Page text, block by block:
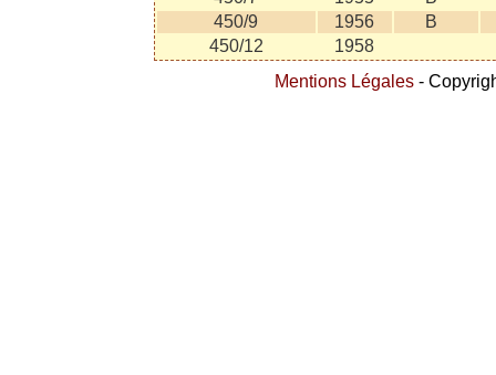
450/9
1956
B
450/12
1958
Mentions Légales -